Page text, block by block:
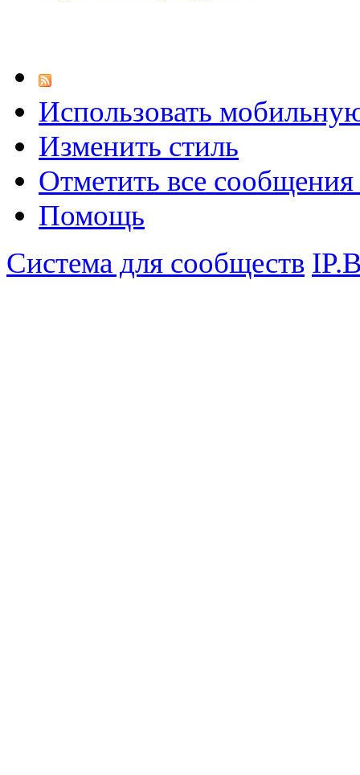
Использовать
Изменить стиль
Отметить все
Помощь
Система для сообществ